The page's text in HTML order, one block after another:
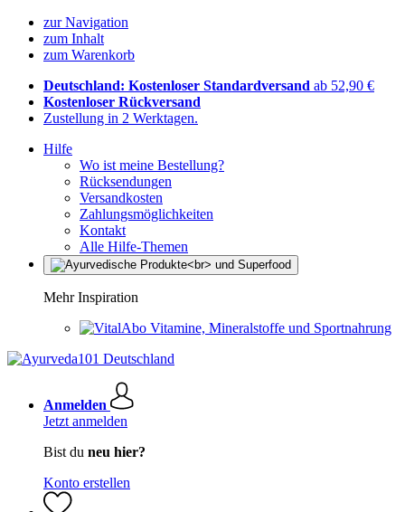
zur Navigation
zum Inhalt
zum Warenkorb
Deutschland: Kostenloser Standardversand ab 52,90 €
Kostenloser Rückversand
Zustellung in 2 Werktagen.
Hilfe
Wo ist meine Bestellung?
Rücksendungen
Versandkosten
Zahlungsmöglichkeiten
Kontakt
Alle Hilfe-Themen
Mehr Inspiration
Vitamine, Mineralstoffe und Sportnahrung
Anmelden
Jetzt anmelden
Bist du neu hier?
Konto erstellen